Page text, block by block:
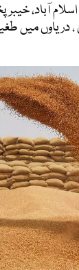
اسلام آباد،
دریاوں میں